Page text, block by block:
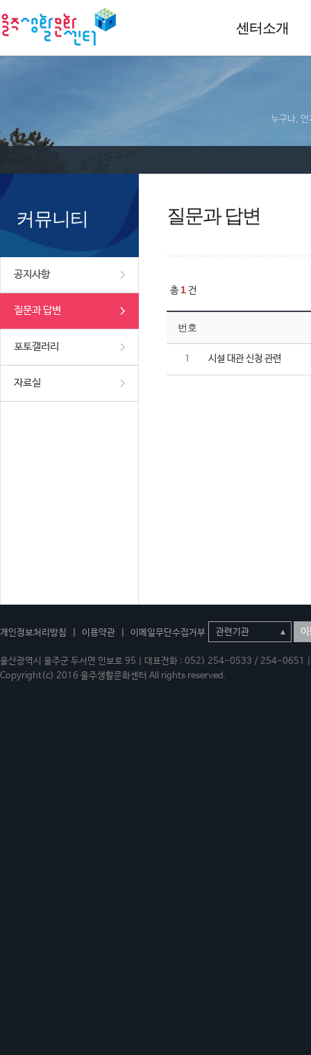
센터소개
누구나, 언
커뮤니티
공지사항
질문과 답변
포토갤러리
자료실
질문과 답변
총1 건
번호
1 시설 대관 신청 관련
개인정보처리방침 이용약관 이메일무단수집거부 이
울산광역시 울주군 두서면 인보로 95 | 대표전화 : 052) 254-0533 / 254-
Copyright(c) 2016 울주생활문화센터 All rights reserved.